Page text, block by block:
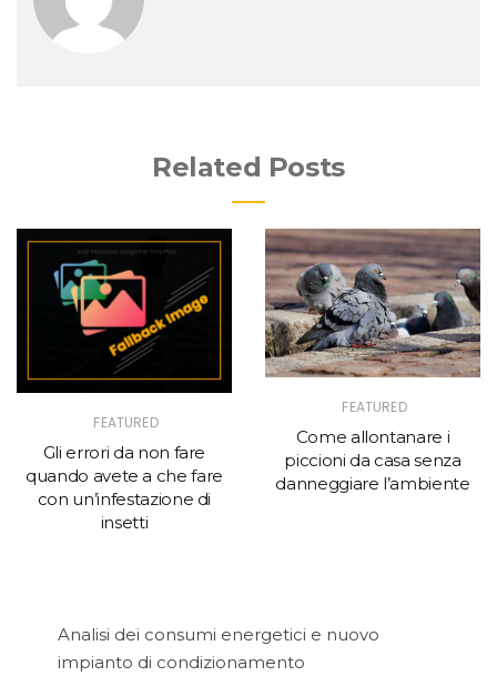
Related Posts
FEATURED
Gli errori da non fare
quando avete a che fare
con un’infestazione di
insetti
FEATURED
Come allontanare i
piccioni da casa senza
danneggiare l’ambiente
Analisi dei consumi energetici e nuovo
impianto di condizionamento